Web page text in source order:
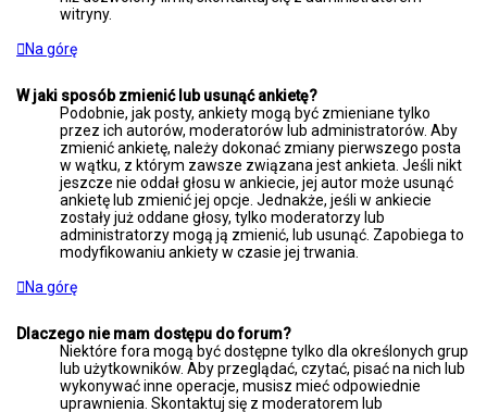
witryny.
Na górę
W jaki sposób zmienić lub usunąć ankietę?
Podobnie, jak posty, ankiety mogą być zmieniane tylko
przez ich autorów, moderatorów lub administratorów. Aby
zmienić ankietę, należy dokonać zmiany pierwszego posta
w wątku, z którym zawsze związana jest ankieta. Jeśli nikt
jeszcze nie oddał głosu w ankiecie, jej autor może usunąć
ankietę lub zmienić jej opcje. Jednakże, jeśli w ankiecie
zostały już oddane głosy, tylko moderatorzy lub
administratorzy mogą ją zmienić, lub usunąć. Zapobiega to
modyfikowaniu ankiety w czasie jej trwania.
Na górę
Dlaczego nie mam dostępu do forum?
Niektóre fora mogą być dostępne tylko dla określonych grup
lub użytkowników. Aby przeglądać, czytać, pisać na nich lub
wykonywać inne operacje, musisz mieć odpowiednie
uprawnienia. Skontaktuj się z moderatorem lub